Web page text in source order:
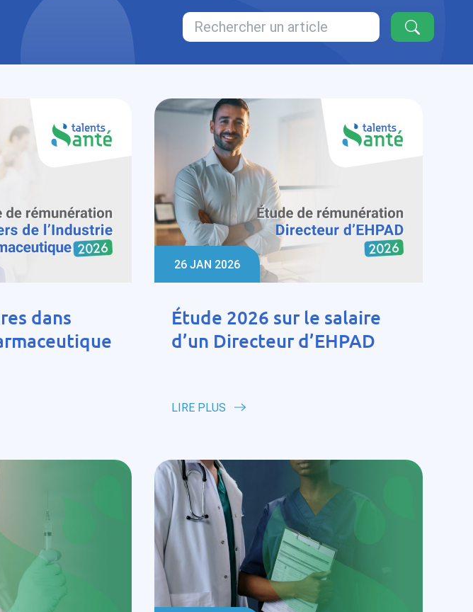
dans
26 JAN 2026
Étude 2026 sur le salaire
d’un Directeur d’EHPAD
LIRE PLUS